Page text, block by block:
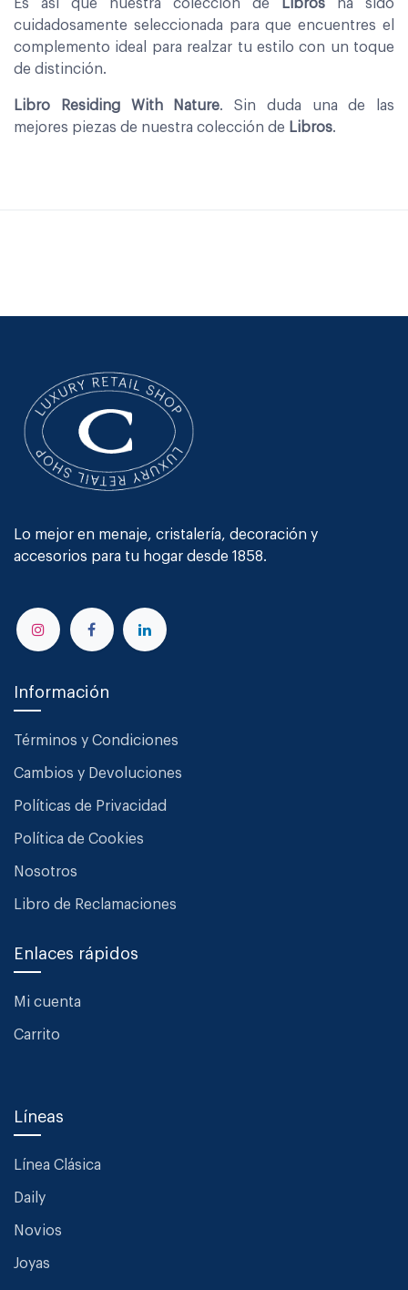
Es asi que nuestra coleccion de Libros ha sido
cuidadosamente seleccionada para que encuentres el
complemento ideal para realzar tu estilo con un toque
de distinción.
Libro Residing With Nature. Sin duda una de las
mejores piezas de nuestra colección de Libros.
Lo mejor en menaje, cristalería, decoración y
accesorios para tu hogar desde 1858.
Información
Términos y Condiciones
Cambios y Devoluciones
Políticas de Privacidad
Política de Cookies
Nosotros
Libro de Reclamaciones
Enlaces rápidos
Mi cuenta
Carrito
Líneas
Línea Clásica
Daily
Novios
Joyas